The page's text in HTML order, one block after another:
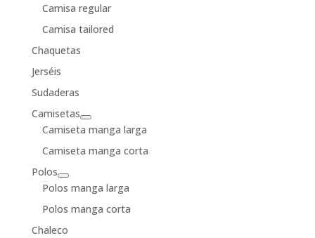
Camisa regular
Camisa tailored
Chaquetas
Jerséis
Sudaderas
Camisetas
Camiseta manga larga
Camiseta manga corta
Polos
Polos manga larga
Polos manga corta
Chaleco